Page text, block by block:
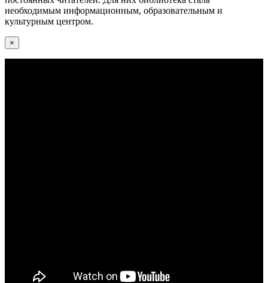
необходимым информационным, образовательным и
культурным центром.
×